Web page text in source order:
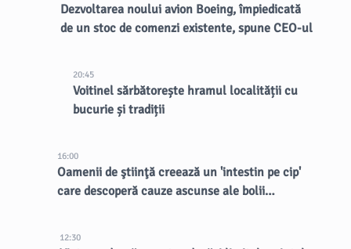
Dezvoltarea noului avion Boeing, împiedicată
de un stoc de comenzi existente, spune CEO-ul
20:45
Voitinel sărbătorește hramul localității cu
bucurie și tradiții
16:00
Oamenii de ştiinţă creează un 'intestin pe cip'
care descoperă cauze ascunse ale bolii
12:30